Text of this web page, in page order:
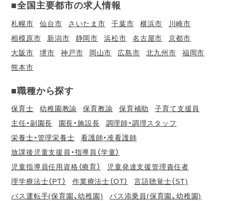
■全国主要都市の求人情報
札幌市 仙台市 さいたま市 千葉市 横浜市
川崎市
相模原市
新潟市 静岡市 浜松市 名古屋市
京都市
大阪市
堺市 神戸市 岡山市 広島市 北九州市
福岡市
熊本市
■職種から探す
保育士 幼稚園教諭 保育教諭 保育補助
子育て支援員
主任・副園長
園長・施設長
調理師・調理スタッフ
栄養士・管理栄養士
看護師・准看護師
放課後児童支援員・指導員（学童）
児童指導員任用資格（療育）
児童発達支援管理責任者
理学療法士（PT）
作業療法士（OT）
言語聴覚士（ST)
バス運転手(保育園、幼稚園)
バス添乗員(保育園、幼稚園)